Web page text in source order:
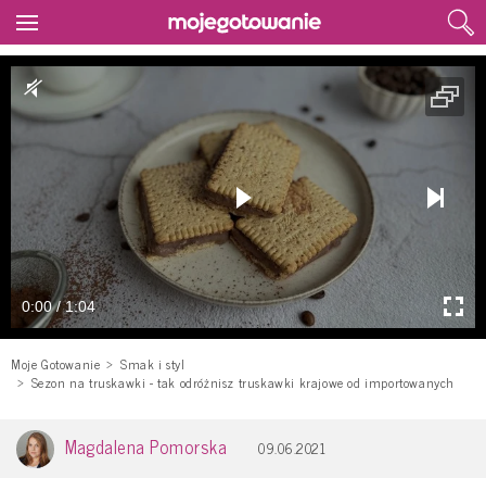
0:00 / 1:04
Moje Gotowanie
Smak i styl
Sezon na truskawki - tak odróżnisz truskawki krajowe od importowanych
Magdalena Pomorska 09.06.2021